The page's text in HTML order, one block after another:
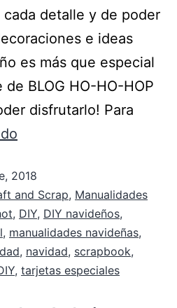
detalle y de poder
e ideas
es más que especial
BLOG HO-HO-HOP
disfrutarlo! Para
2018
and Scrap, Manualidades
, DIY, DIY navideños,
, manualidades navideñas,
, navidad, scrapbook,
, tarjetas especiales